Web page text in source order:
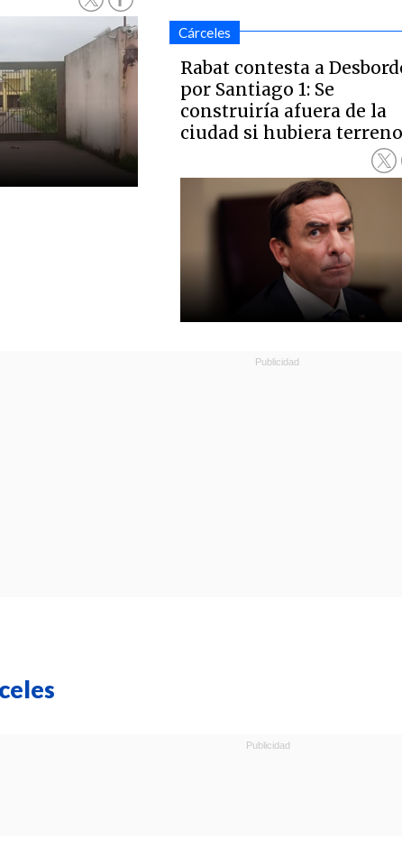
Cárceles
Rabat contesta a
por Santiago 1: Se
construiría afuera de la
ciudad si hubiera